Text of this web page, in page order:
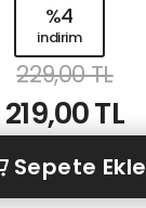
%4
indirim
229,00 TL
219,00 TL
Sepete Ekle